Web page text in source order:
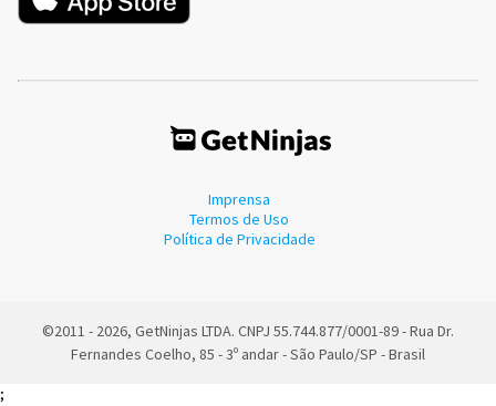
Imprensa
Termos de Uso
Política de Privacidade
©2011 - 2026, GetNinjas LTDA. CNPJ 55.744.877/0001-89 - Rua Dr.
Fernandes Coelho, 85 - 3º andar - São Paulo/SP - Brasil
;